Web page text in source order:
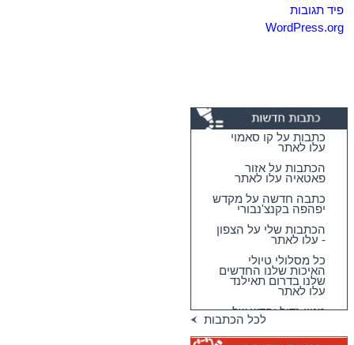
פיד תגובות
WordPress.org
כתבות על קו סאמוי
עלו לאתר
הכתבות על אזור
פאטאיה עלו לאתר
כתבה חדשה על מקדש
יפהפה בקנצ'נבורי
הכתבות שלי על הצפון
- עלו לאתר
כל מסלולי טיולי
האיכות שלנו החדשים
שלנו בדרום תאילנד
עלו לאתר
מגוון גדול וחדש של
טיולי האיכות שלנולכל הכתבות